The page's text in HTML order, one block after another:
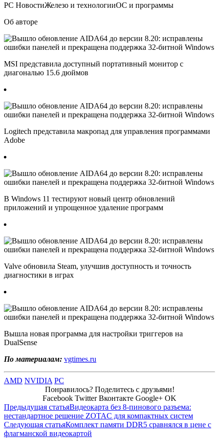
PC НовостиЖелезо и технологииОС и программы
Об авторе
MSI представила доступный портативный монитор с
диагональю 15.6 дюймов
Logitech представила макропад для управления программами
Adobe
В Windows 11 тестируют новый центр обновлений
приложений и упрощенное удаление программ
Valve обновила Steam, улучшив доступность и точность
диагностики в играх
Вышла новая программа для настройки триггеров на
DualSense
По материалам: vgtimes.ru
AMD NVIDIA PC
Понравилось? Поделитесь с друзьями!
Facebook Twitter Вконтакте Google+ OK
Предыдущая статьяВидеокарта без 8-пинового разъема:
нестандартное решение ZOTAC для компактных систем
Следующая статьяКомплект памяти DDR5 сравнялся в цене с
флагманской видеокартой